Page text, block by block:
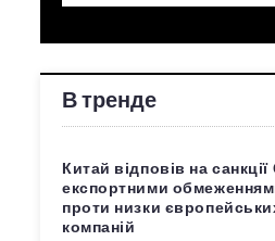
В тренде
Китай відповів на
експортними
проти низки
компаній